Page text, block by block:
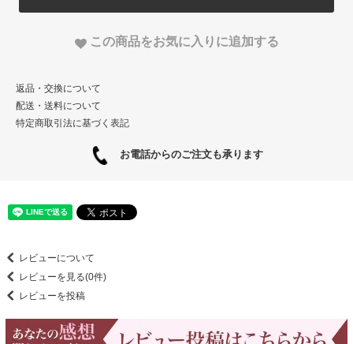
この商品をお気に入りに追加する
返品・交換について
配送・送料について
特定商取引法に基づく表記
お電話からのご注文も承ります
レビューについて
レビューを見る(0件)
レビューを投稿